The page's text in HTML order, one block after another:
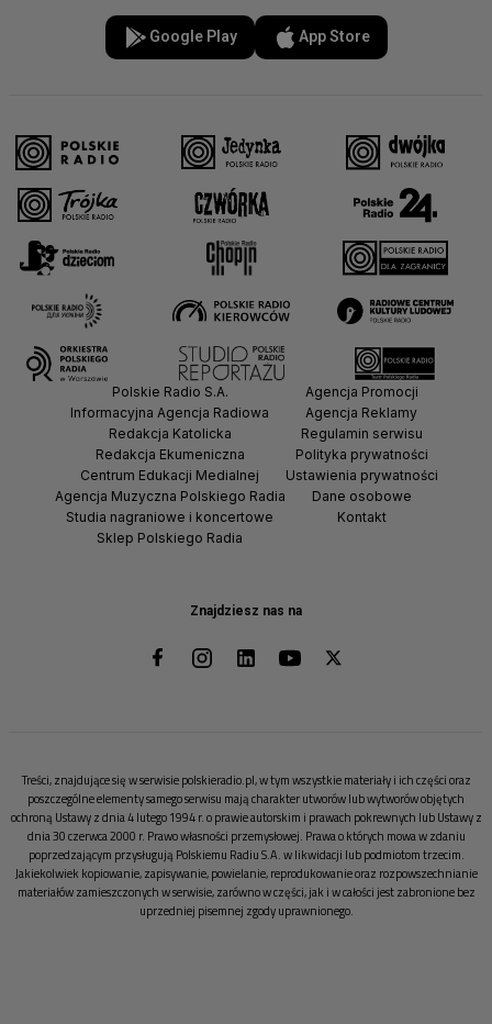
Google Play App Store
Znajdziesz nas na
Polskie Radio S.A.
Informacyjna Agencja Radiowa
Redakcja Katolicka
Redakcja Ekumeniczna
Centrum Edukacji Medialnej
Agencja Muzyczna Polskiego Radia
Studia nagraniowe i koncertowe
Sklep Polskiego Radia
Agencja Promocji
Agencja Reklamy
Regulamin serwisu
Polityka prywatności
Ustawienia prywatności
Dane osobowe
Kontakt
Treści, znajdujące się w serwisie polskieradio.pl, w tym wszystkie materiały i ich części oraz
poszczególne elementy samego serwisu mają charakter utworów lub wytworów objętych
ochroną Ustawy z dnia 4 lutego 1994 r. o prawie autorskim i prawach pokrewnych lub Ustawy z
dnia 30 czerwca 2000 r. Prawo własności przemysłowej. Prawa o których mowa w zdaniu
poprzedzającym przysługują Polskiemu Radiu S.A. w likwidacji lub podmiotom trzecim.
Jakiekolwiek kopiowanie, zapisywanie, powielanie, reprodukowanie oraz rozpowszechnianie
materiałów zamieszczonych w serwisie, zarówno w części, jak i w całości jest zabronione bez
uprzedniej pisemnej zgody uprawnionego.